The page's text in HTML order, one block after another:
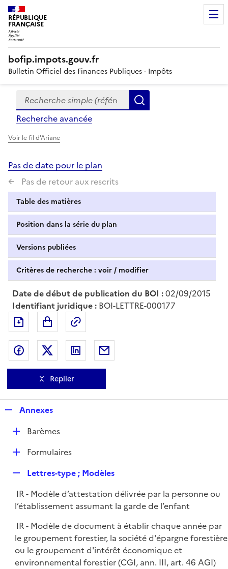
RÉPUBLIQUE
FRANÇAISE
bofip.impots.gouv.fr
Bulletin Officiel des Finances Publiques - Impôts
Formulaire
de
recherche
Recherche simple (références, mots clés, partie du
Recherche avancée
Voir le fil d'Ariane
Pas de date pour le plan
Pas de retour aux rescrits
Table des matières
Position dans la série du plan
Versions publiées
Critères de recherche : voir / modifier
Date de début de publication du BOI :02/09/2015
Identifiant juridique : BOI-LETTRE-000177
Exporter le document au format pdf
Partager sur Facebook
Partager sur Twitter
Partager sur LinkedIn
Replier
p
l
i
e
Annexes
D
e
r
Barèmes
D
l
i
e
r
Formulaires
p
l
i
r
Lettres-type ; Modèles
IR - Modèle d’attestation délivrée par la personne ou
l’établissement assumant la garde de l’enfant
IR - Modèle de document à établir chaque année par
le groupement forestier, la société d'épargne forestière
ou le groupement d'intérêt économique et
environnemental forestier (CGI, ann. III, art. 46 AGI)